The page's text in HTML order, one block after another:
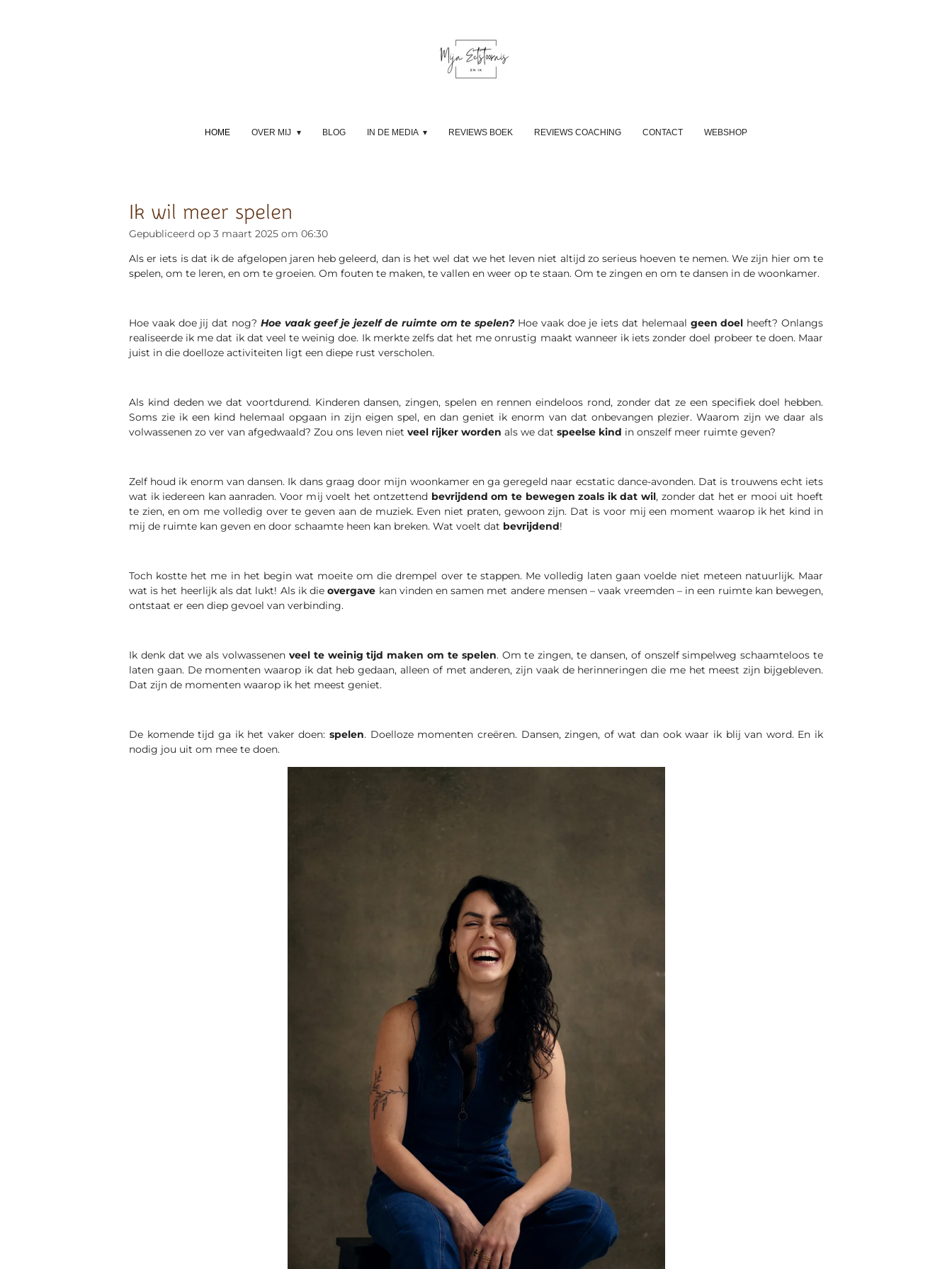
HOME OVER MIJ BLOG IN DE MEDIA REVIEWS BOEK REVIEWS COACHING CONTACT WEBSHOP
Ik wil meer spelen
Gepubliceerd op 3 maart 2025 om 06:30
Als er iets is dat ik de afgelopen jaren heb geleerd, dan is het wel dat we het leven niet altijd zo serieus hoeven te nemen. We zijn hier om te
spelen, om te leren, en om te groeien. Om fouten te maken, te vallen en weer op te staan. Om te zingen en om te dansen in de woonkamer.
Hoe vaak doe jij dat nog? Hoe vaak geef je jezelf de ruimte om te spelen?Hoe vaak doe je iets dat helemaal geen doel heeft? Onlangs
realiseerde ik me dat ik dat veel te weinig doe. Ik merkte zelfs dat het me onrustig maakt wanneer ik iets zonder doel probeer te doen. Maar
juist in die doelloze activiteiten ligt een diepe rust verscholen.
Als kind deden we dat voortdurend. Kinderen dansen, zingen, spelen en rennen eindeloos rond, zonder dat ze een specifiek doel hebben.
Soms zie ik een kind helemaal opgaan in zijn eigen spel, en dan geniet ik enorm van dat onbevangen plezier. Waarom zijn we daar als
volwassenen zo ver van afgedwaald? Zou ons leven niet veel rijker worden als we dat speelse kind in onszelf meer ruimte geven?
Zelf houd ik enorm van dansen. Ik dans graag door mijn woonkamer en ga geregeld naar ecstatic dance-avonden. Dat is trouwens echt iets
wat ik iedereen kan aanraden. Voor mij voelt het ontzettend bevrijdend om te bewegen zoals ik dat wil, zonder dat het er mooi uit hoeft
te zien, en om me volledig over te geven aan de muziek. Even niet praten, gewoon zijn. Dat is voor mij een moment waarop ik het kind in
mij de ruimte kan geven en door schaamte heen kan breken. Wat voelt dat bevrijdend!
Toch kostte het me in het begin wat moeite om die drempel over te stappen. Me volledig laten gaan voelde niet meteen natuurlijk. Maar
wat is het heerlijk als dat lukt! Als ik dieovergave kan vinden en samen met andere mensen – vaak vreemden – in een ruimte kan bewegen,
ontstaat er een diep gevoel van verbinding.
Ik denk dat we als volwassenen veel te weinig tijd maken om te spelen. Om te zingen, te dansen, of onszelf simpelweg schaamteloos te
laten gaan. De momenten waarop ik dat heb gedaan, alleen of met anderen, zijn vaak de herinneringen die me het meest zijn bijgebleven.
Dat zijn de momenten waarop ik het meest geniet.
De komende tijd ga ik het vaker doen: spelen. Doelloze momenten creëren. Dansen, zingen, of wat dan ook waar ik blij van word. En ik
nodig jou uit om mee te doen.